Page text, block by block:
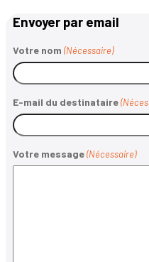
Envoyer par email
Votre nom (Nécessaire)
E-mail du destinataire
Votre message (Nécessaire)